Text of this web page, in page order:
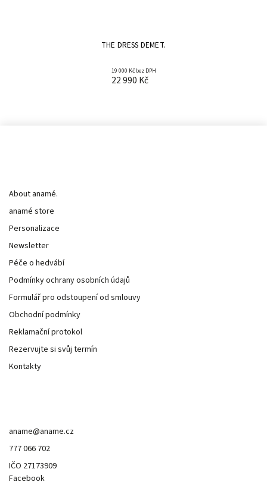
THE DRESS DEMET.
19 000 Kč bez DPH
22 990 Kč
About anamé.
anamé store
Personalizace
Newsletter
Péče o hedvábí
Podmínky ochrany osobních údajů
Formulář pro odstoupení od smlouvy
Obchodní podmínky
Reklamační protokol
Rezervujte si svůj termín
Kontakty
aname@aname.cz
777 066 702
IČO 27173909
Facebook